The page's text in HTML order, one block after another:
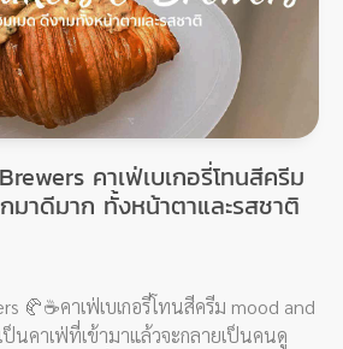
คาเฟ่เบเกอรี่โทนสีครีม
มาดีมาก ทั้งหน้าตาและรสชาติ
🥐☕️คาเฟ่เบเกอรี่โทนสีครีม mood and
นคาเฟ่ที่เข้ามาแล้วจะกลายเป็นคนดู